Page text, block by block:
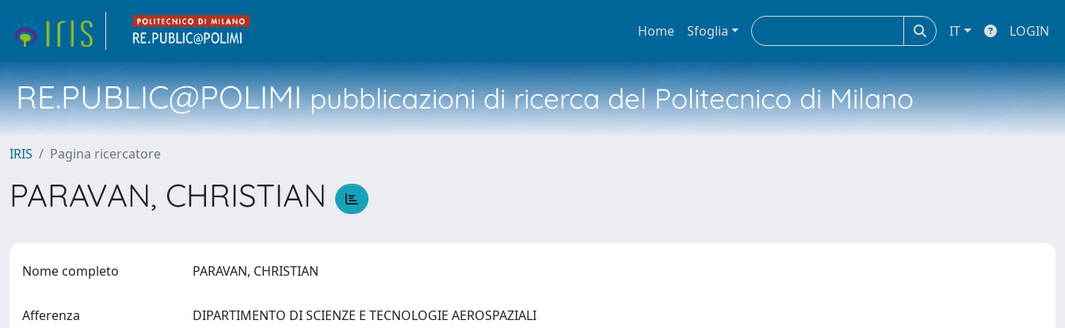
Home Sfoglia IT LOGIN
RE.PUBLIC@POLIMIpubblicazioni di ricerca del Politecnico di Milano
IRIS Pagina ricercatore
PARAVAN, CHRISTIAN
Nome completo PARAVAN, CHRISTIAN
Afferenza DIPARTIMENTO DI SCIENZE E TECNOLOGIE AEROSPAZIALI